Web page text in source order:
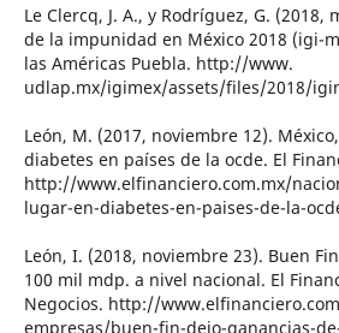
Le Clercq, J. A., y Rodríguez, G.
de la impunidad en México 2018 (igi-
las Américas Puebla. http://www.
udlap.mx/igimex/assets/files/2018/
León, M. (2017, noviembre 12).
diabetes en países de la ocde. El
http://www.elfinanciero.com.mx/
lugar-en-diabetes-en-paises-de-la-
León, I. (2018, noviembre 23). Buen
100 mil mdp. a nivel nacional. El
Negocios. http://
empresas/buen-fin-dejo-ganancias-